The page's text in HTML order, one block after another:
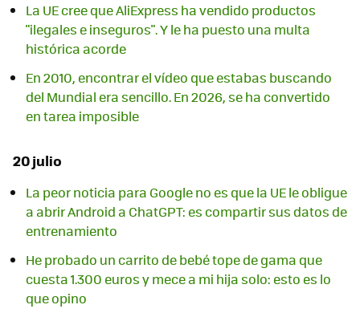
La UE cree que AliExpress ha vendido productos
"ilegales e inseguros". Y le ha puesto una multa
histórica acorde
En 2010, encontrar el vídeo que estabas buscando
del Mundial era sencillo. En 2026, se ha convertido
en tarea imposible
20 julio
La peor noticia para Google no es que la UE le obligue
a abrir Android a ChatGPT: es compartir sus datos de
entrenamiento
He probado un carrito de bebé tope de gama que
cuesta 1.300 euros y mece a mi hija solo: esto es lo
que opino